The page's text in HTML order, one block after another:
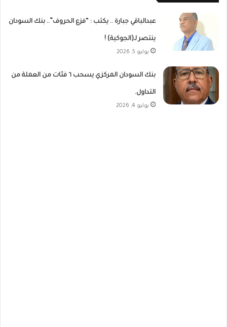
عبدالباقي جبارة .. يكتب : “فزع الحروف”.. بنك السودان
ينتصر لـ(الجوكية) !
يوليو 5, 2026
بنك السودان المركزي يسحب ٦ فئات من العملة من
التداول.
يوليو 4, 2026